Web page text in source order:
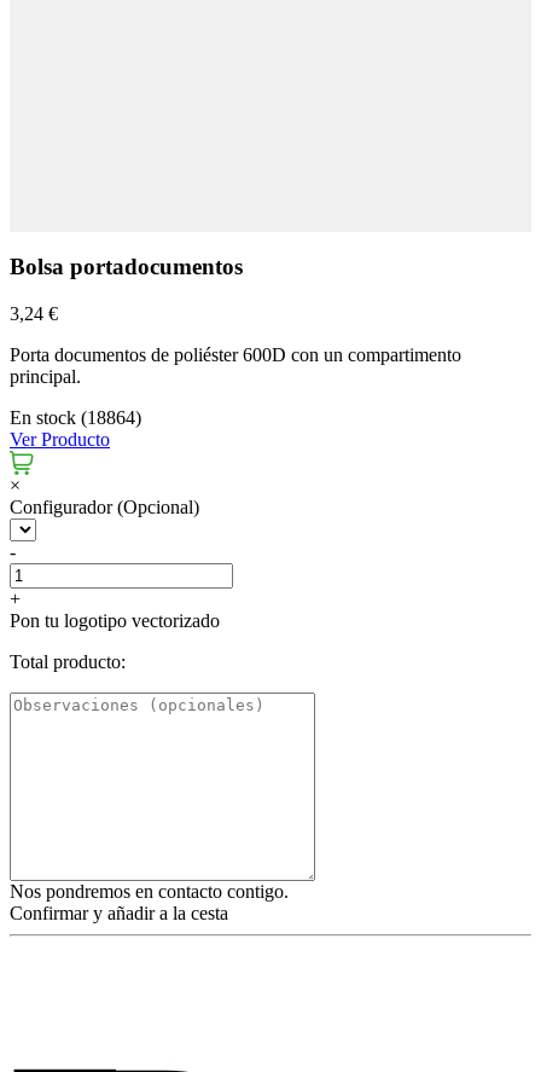
Bolsa portadocumentos
3,24 €
Porta documentos de poliéster 600D con un compartimento
principal.
En stock (18864)
Ver Producto
×
Configurador (Opcional)
-
+
Pon tu logotipo vectorizado
Total producto:
Nos pondremos en contacto contigo.
Confirmar y añadir a la cesta